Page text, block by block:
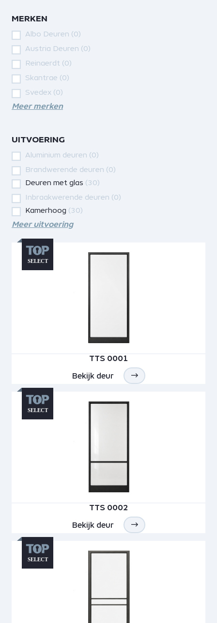
MERKEN
Albo Deuren (0)
Austria Deuren (0)
Reinaerdt (0)
Skantrae (0)
Svedex (0)
Meer merken
UITVOERING
Aluminium deuren (0)
Brandwerende deuren (0)
Deuren met glas (30)
Inbraakwerende deuren (0)
Kamerhoog (30)
Meer uitvoering
TTS 0001
Bekijk deur
TTS 0002
Bekijk deur